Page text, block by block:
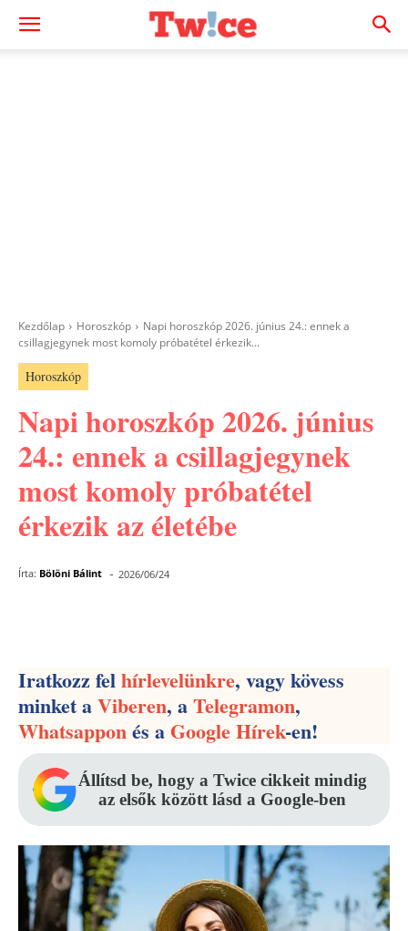
Kezdőlap Horoszkóp
Napi horoszkóp 2026. június 24.: ennek a
csillagjegynek most komoly próbatétel érkezik...
Horoszkóp
Napi horoszkóp 2026. június
24.: ennek a csillagjegynek
most komoly próbatétel
érkezik az életébe
Írta: Bölöni Bálint - 2026/06/24
Iratkozz felhírlevelünkre, vagy kövess
minket aViberen, aTelegramon,
Whatsapponés aGoogle Hírek-en!
Állítsd be, hogy a Twice cikkeit mindig
az elsők között lásd a Google-ben